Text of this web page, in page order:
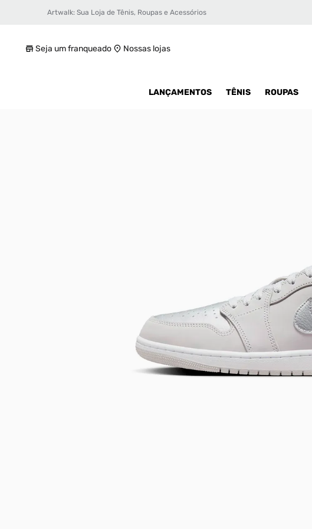
Artwalk: Sua Loja de Tênis, Roupas e Acessórios
Seja um franqueado Nossas lojas
LANÇAMENTOS TÊNIS ROUPAS
Tênis Air Jordan 1 Low Og Masculino